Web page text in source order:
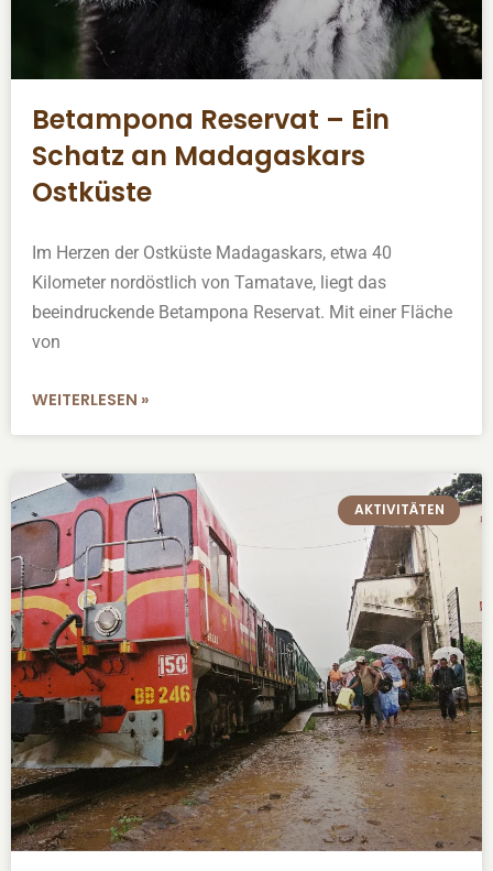
Betampona Reservat – Ein
Schatz an Madagaskars
Ostküste
Im Herzen der Ostküste Madagaskars, etwa 40
Kilometer nordöstlich von Tamatave, liegt das
beeindruckende Betampona Reservat. Mit einer Fläche
von
WEITERLESEN »
AKTIVITÄTEN